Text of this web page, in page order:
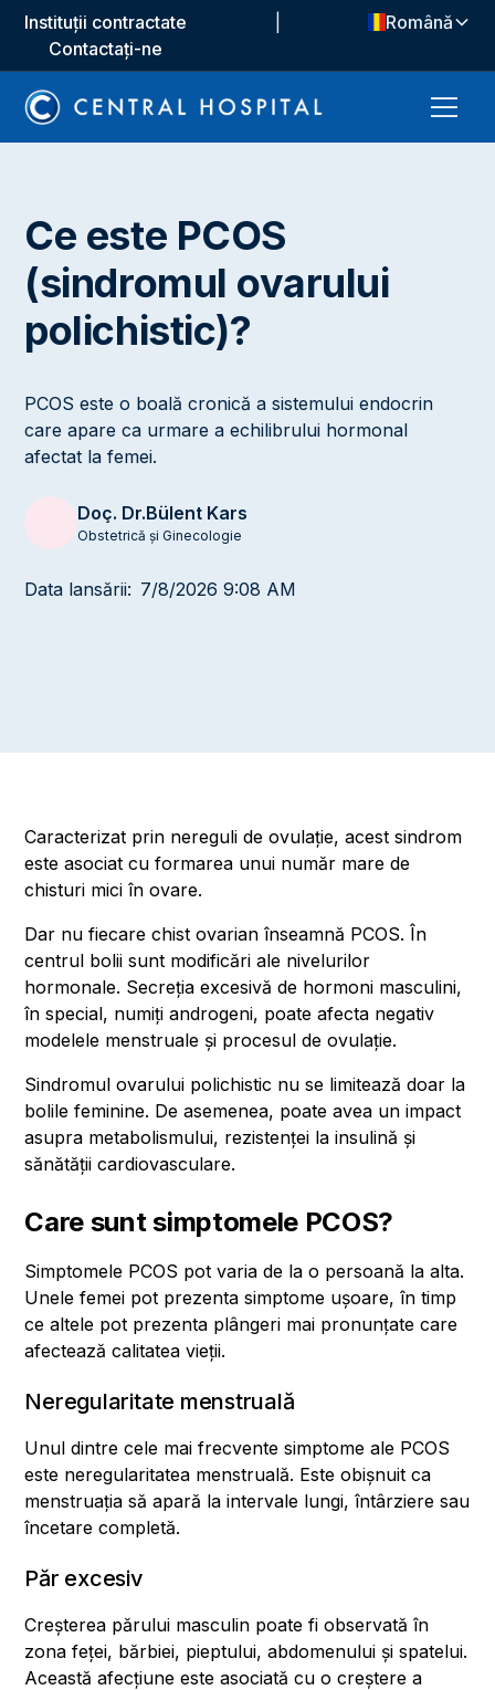
Instituții contractate
Contactați-ne
Română
Ce este PCOS
(sindromul ovarului
polichistic)?
PCOS este o boală cronică a sistemului endocrin
care apare ca urmare a echilibrului hormonal
afectat la femei.
Doç. Dr.Bülent Kars
Obstetrică și Ginecologie
Data lansării: 7/8/2026 9:08 AM
Caracterizat prin nereguli de ovulație, acest sindrom
este asociat cu formarea unui număr mare de
chisturi mici în ovare.
Dar nu fiecare chist ovarian înseamnă PCOS. În
centrul bolii sunt modificări ale nivelurilor
hormonale. Secreția excesivă de hormoni masculini,
în special, numiți androgeni, poate afecta negativ
modelele menstruale și procesul de ovulație.
Sindromul ovarului polichistic nu se limitează doar la
bolile feminine. De asemenea, poate avea un impact
asupra metabolismului, rezistenței la insulină și
sănătății cardiovasculare.
Care sunt simptomele PCOS?
Simptomele PCOS pot varia de la o persoană la alta.
Unele femei pot prezenta simptome ușoare, în timp
ce altele pot prezenta plângeri mai pronunțate care
afectează calitatea vieții.
Neregularitate menstruală
Unul dintre cele mai frecvente simptome ale PCOS
este neregularitatea menstruală. Este obișnuit ca
menstruația să apară la intervale lungi, întârziere sau
încetare completă.
Păr excesiv
Creșterea părului masculin poate fi observată în
zona feței, bărbiei, pieptului, abdomenului și spatelui.
Această afecțiune este asociată cu o creștere a